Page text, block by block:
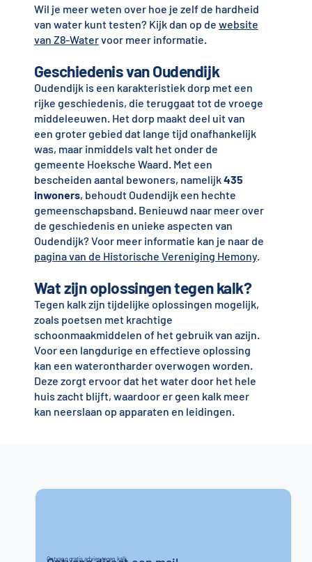
Wil je meer weten over hoe je zelf de hardheid
van water kunt testen? Kijk dan op de website
van Z8-Watervoor meer informatie.
Geschiedenis van Oudendijk
Oudendijk is een karakteristiek dorp met een
rijke geschiedenis, die teruggaat tot de vroege
middeleeuwen. Het dorp maakt deel uit van
een groter gebied dat lange tijd onafhankelijk
was, maar inmiddels valt het onder de
gemeente Hoeksche Waard. Met een
bescheiden aantal bewoners, namelijk435
inwoners, behoudt Oudendijk een hechte
gemeenschapsband. Benieuwd naar meer over
de geschiedenis en unieke aspecten van
Oudendijk? Voor meer informatie kan je naar de
pagina van de Historische Vereniging Hemony.
Wat zijn oplossingen tegen kalk?
Tegen kalk zijn tijdelijke oplossingen mogelijk,
zoals poetsen met krachtige
schoonmaakmiddelen of het gebruik van azijn.
Voor een langdurige en effectieve oplossing
kan een waterontharder overwogen worden.
Deze zorgt ervoor dat het water door het hele
huis zacht blijft, waardoor er geen kalk meer
kan neerslaan op apparaten en leidingen.
Ontvang gratis advies tegen kalk